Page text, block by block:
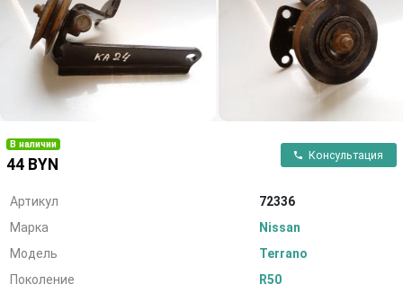
В наличии
44 BYN
Консультация
Артикул
72336
Марка
Nissan
Модель
Terrano
Поколение
R50